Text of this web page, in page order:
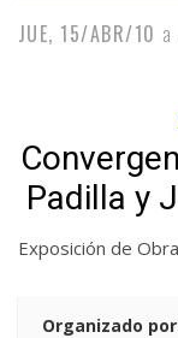
JUE, 15/ABR/10 a
Padilla y
Exposición de
Organizado